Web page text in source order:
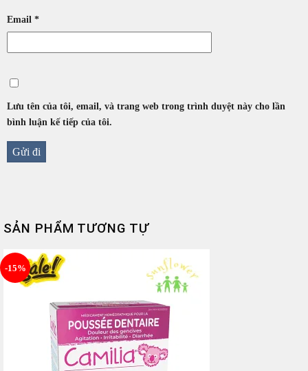
Email *
Lưu tên của tôi, email, và trang web trong trình duyệt này cho lần
bình luận kế tiếp của tôi.
SẢN PHẨM TƯƠNG TỰ
-15%